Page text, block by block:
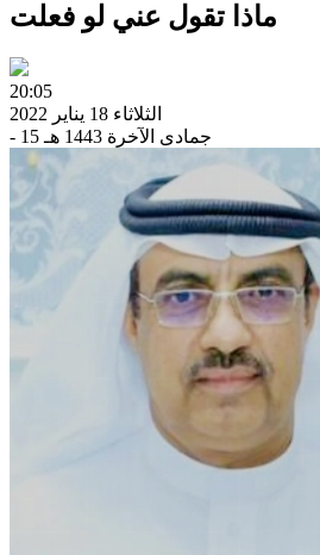
ماذا تقول عني لو فعلت
20:05
الثلاثاء 18 يناير 2022
- 15 جمادى الآخرة 1443 هـ